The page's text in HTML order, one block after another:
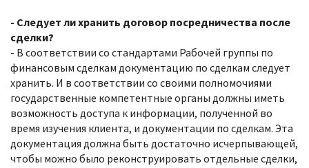
- Следует ли хранить договор посредничества после
сделки?
- В соответствии со стандартами Рабочей группы по
финансовым сделкам документацию по сделкам следует
хранить. И в соответствии со своими полномочиями
государственные компетентные органы должны иметь
возможность доступа к информации, полученной во
время изучения клиента, и документации по сделкам. Эта
документация должна быть достаточно исчерпывающей,
чтобы можно было реконструировать отдельные сделки,